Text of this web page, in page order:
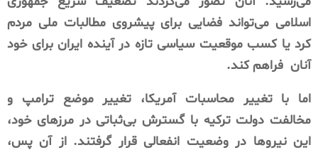
اسلامی می‌تواند فضایی برای پیشروی مطالبات ملی مردم
کرد یا کسب موقعیت سیاسی تازه در آینده ایران برای خود
آنان فراهم کند.
اما با تغییر محاسبات آمریکا، تغییر موضع ترامپ و
مخالفت دولت ترکیه با گسترش بی‌ثباتی در مرزهای خود،
این نیروها در وضعیت انفعالی قرار گرفتند. از آن پس،